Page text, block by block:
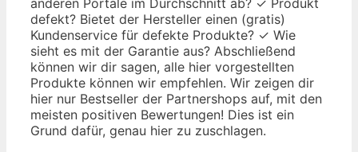
defekt? Bietet der Hersteller einen (gratis)
Kundenservice für defekte Produkte? ✓ Wie
sieht es mit der Garantie aus? Abschließend
können wir dir sagen, alle hier vorgestellten
Produkte können wir empfehlen. Wir zeigen dir
hier nur Bestseller der Partnershops auf, mit den
meisten positiven Bewertungen! Dies ist ein
Grund dafür, genau hier zu zuschlagen.